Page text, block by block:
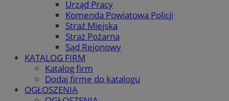
Urząd Pracy
Komenda Powiatowa Policji
Straż Miejska
Straż Pożarna
Sąd Rejonowy
KATALOG FIRM
Katalog firm
Dodaj firmę do katalogu
OGŁOSZENIA